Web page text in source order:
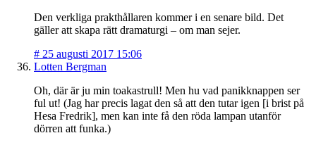
Den verkliga prakthållaren kommer i en senare bild. Det
gäller att skapa rätt dramaturgi – om man sejer.
# 25 augusti 2017 15:06
Lotten Bergman
Oh, där är ju min toakastrull! Men hu vad panikknappen ser
ful ut! (Jag har precis lagat den så att den tutar igen [i brist på
Hesa Fredrik], men kan inte få den röda lampan utanför
dörren att funka.)